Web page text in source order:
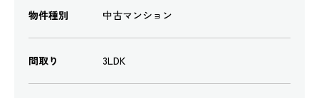
物件種別 中古マンション
間取り 3LDK